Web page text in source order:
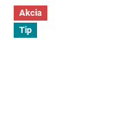
Akcia
Tip